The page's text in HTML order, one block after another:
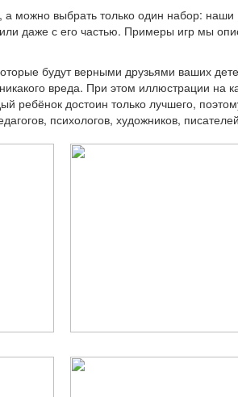
можно выбрать только один набор:
даже с его частью. Примеры игр мы
будут верными друзьями ваших
вреда. При этом иллюстрации на
достоин только лучшего,
психологов, художников,